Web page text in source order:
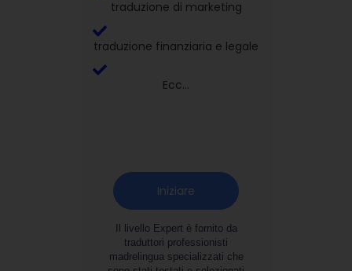
traduzione di marketing
traduzione finanziaria e legale
Ecc...
Iniziare
Il livello Expert è fornito da
traduttori professionisti
madrelingua specializzati che